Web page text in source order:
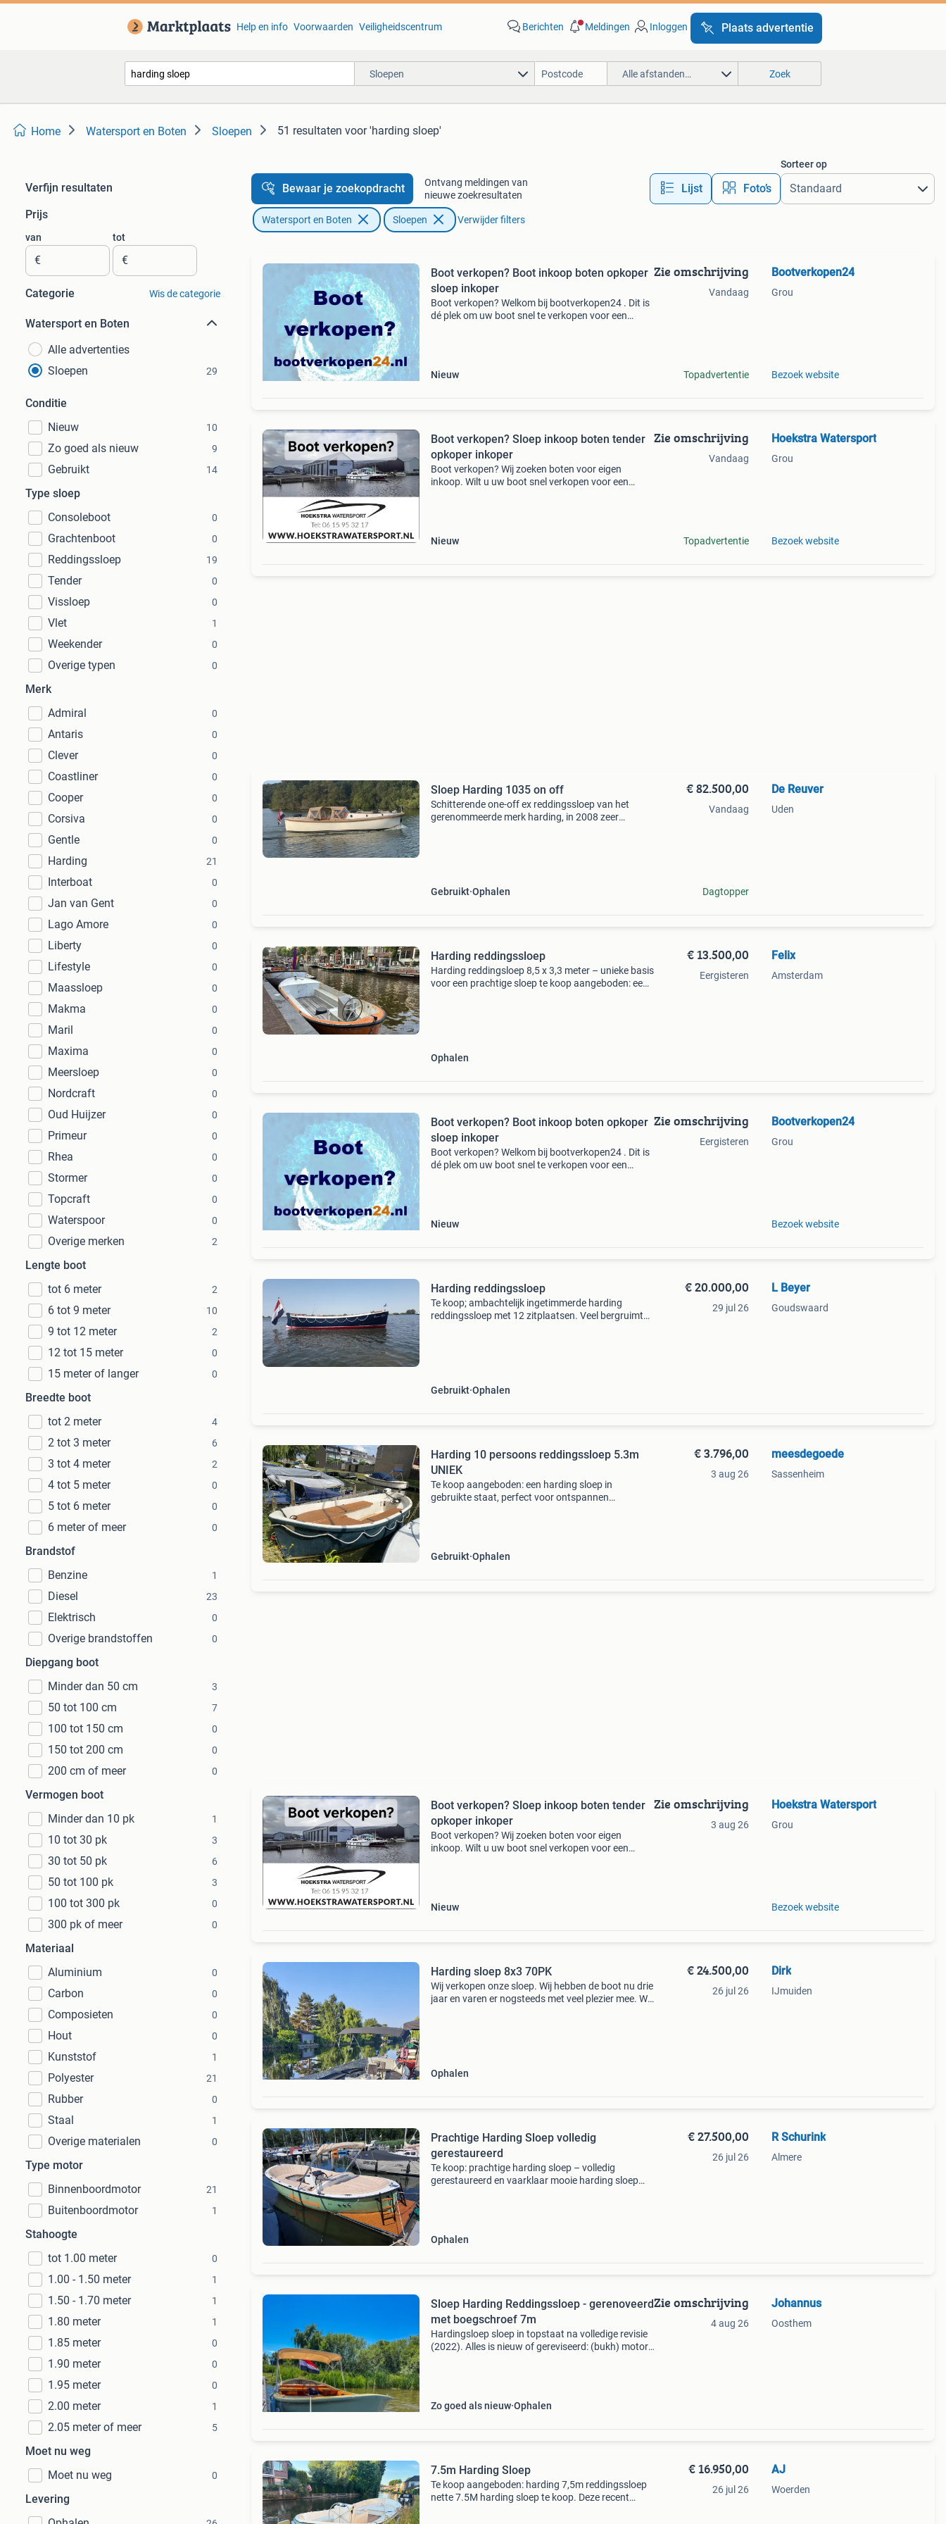
Help en info Voorwaarden Veiligheidscentrum Berichten Meldingen Inloggen Plaats advertentie
Sloepen Alle afstanden… Zoek
Home Watersport en Boten Sloepen 51 resultaten voor 'harding sloep'
Verfijn resultaten
Prijs
van
€
tot
€
Categorie Wis de categorie
Watersport en Boten
Alle advertenties
Sloepen
29
Conditie
Nieuw
10
Zo goed als nieuw 9
Gebruikt 14
Type sloep
Consoleboot
0
Grachtenboot 0
Reddingssloep 19
Tender 0
Vissloep 0
Vlet 1
Weekender 0
Overige typen 0
Merk
Admiral
0
Antaris 0
Clever 0
Coastliner 0
Cooper 0
Corsiva 0
Gentle 0
Harding 21
Interboat 0
Jan van Gent 0
Lago Amore 0
Liberty 0
Lifestyle 0
Maassloep 0
Makma 0
Maril 0
Maxima 0
Meersloep 0
Nordcraft 0
Oud Huijzer 0
Primeur 0
Rhea 0
Stormer 0
Topcraft 0
Waterspoor 0
Overige merken 2
Lengte boot
tot 6 meter
2
6 tot 9 meter 10
9 tot 12 meter 2
12 tot 15 meter 0
15 meter of langer 0
Breedte boot
tot 2 meter
4
2 tot 3 meter 6
3 tot 4 meter 2
4 tot 5 meter 0
5 tot 6 meter 0
6 meter of meer 0
Brandstof
Benzine
1
Diesel 23
Elektrisch 0
Overige brandstoffen 0
Diepgang boot
Minder dan 50 cm
3
50 tot 100 cm 7
100 tot 150 cm 0
150 tot 200 cm 0
200 cm of meer 0
Vermogen boot
Minder dan 10 pk
1
10 tot 30 pk 3
30 tot 50 pk 6
50 tot 100 pk 3
100 tot 300 pk 0
300 pk of meer 0
Materiaal
Aluminium
0
Carbon 0
Composieten 0
Hout 0
Kunststof 1
Polyester 21
Rubber 0
Staal 1
Overige materialen 0
Type motor
Binnenboordmotor
21
Buitenboordmotor 1
Stahoogte
tot 1.00 meter
0
1.00 - 1.50 meter 1
1.50 - 1.70 meter 1
1.80 meter 1
1.85 meter 0
1.90 meter 0
1.95 meter 0
2.00 meter 1
2.05 meter of meer 5
Moet nu weg
Moet nu weg
0
Levering
Bewaar je zoekopdracht
Ontvang meldingen van
nieuwe zoekresultaten
Lijst Foto’s
Sorteer op
Watersport en Boten Sloepen Verwijder filters
Boot verkopen? Boot inkoop boten opkoper
sloep inkoper
Boot verkopen? Welkom bij bootverkopen24 . Dit is
dé plek om uw boot snel te verkopen voor een
Nieuw
Zie omschrijving
Vandaag
Topadvertentie
Bootverkopen24
Grou
Bezoek website
Boot verkopen? Sloep inkoop boten tender
opkoper inkoper
Boot verkopen? Wij zoeken boten voor eigen
inkoop. Wilt u uw boot snel verkopen voor een
Nieuw
Zie omschrijving
Vandaag
Topadvertentie
Hoekstra Watersport
Grou
Bezoek website
Sloep Harding 1035 on off
Schitterende one-off ex reddingssloep van het
gerenommeerde merk harding, in 2008 zeer
Gebruikt Ophalen
€ 82.500,00
Vandaag
Dagtopper
De Reuver
Uden
Harding reddingssloep
Harding reddingsloep 8,5 x 3,3 meter – unieke basis
voor een prachtige sloep te koop aangeboden: een
Ophalen
€ 13.500,00
Eergisteren
Felix
Amsterdam
Boot verkopen? Boot inkoop boten opkoper
sloep inkoper
Boot verkopen? Welkom bij bootverkopen24 . Dit is
dé plek om uw boot snel te verkopen voor een
Nieuw
Zie omschrijving
Eergisteren
Bootverkopen24
Grou
Bezoek website
Harding reddingssloep
Te koop; ambachtelijk ingetimmerde harding
reddingssloep met 12 zitplaatsen. Veel bergruimte
Gebruikt Ophalen
€ 20.000,00
29 jul 26
L Beyer
Goudswaard
Harding 10 persoons reddingssloep 5.3m
UNIEK
Te koop aangeboden: een harding sloep in
gebruikte staat, perfect voor ontspannen
Gebruikt Ophalen
€ 3.796,00
3 aug 26
meesdegoede
Sassenheim
Boot verkopen? Sloep inkoop boten tender
opkoper inkoper
Boot verkopen? Wij zoeken boten voor eigen
inkoop. Wilt u uw boot snel verkopen voor een
Nieuw
Zie omschrijving
3 aug 26
Hoekstra Watersport
Grou
Bezoek website
Harding sloep 8x3 70PK
Wij verkopen onze sloep. Wij hebben de boot nu drie
jaar en varen er nogsteeds met veel plezier mee. Wij
Ophalen
€ 24.500,00
26 jul 26
Dirk
IJmuiden
Prachtige Harding Sloep volledig
gerestaureerd
Te koop: prachtige harding sloep – volledig
gerestaureerd en vaarklaar mooie harding sloep
Ophalen
€ 27.500,00
26 jul 26
R Schurink
Almere
Sloep Harding Reddingssloep - gerenoveerd
met boegschroef 7m
Hardingsloep sloep in topstaat na volledige revisie
(2022). Alles is nieuw of gereviseerd: (bukh) motor,
Zo goed als nieuw Ophalen
Zie omschrijving
4 aug 26
Johannus
Oosthem
7.5m Harding Sloep
Te koop aangeboden: harding 7,5m reddingssloep
nette 7.5M harding sloep te koop. Deze recent
€ 16.950,00
26 jul 26
AJ
Woerden